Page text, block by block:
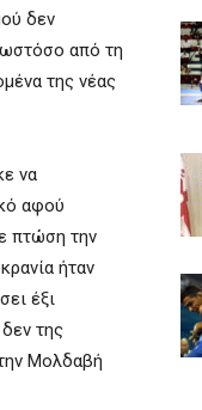
δεν
ωστόσο από τη
της νέας
να
αφού
πτώση την
ήταν
έξι
της
Μολδαβή